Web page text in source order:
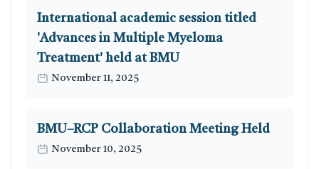
International academic session titled
'Advances in Multiple Myeloma
Treatment' held at BMU
November 11, 2025
BMU–RCP Collaboration Meeting Held
November 10, 2025